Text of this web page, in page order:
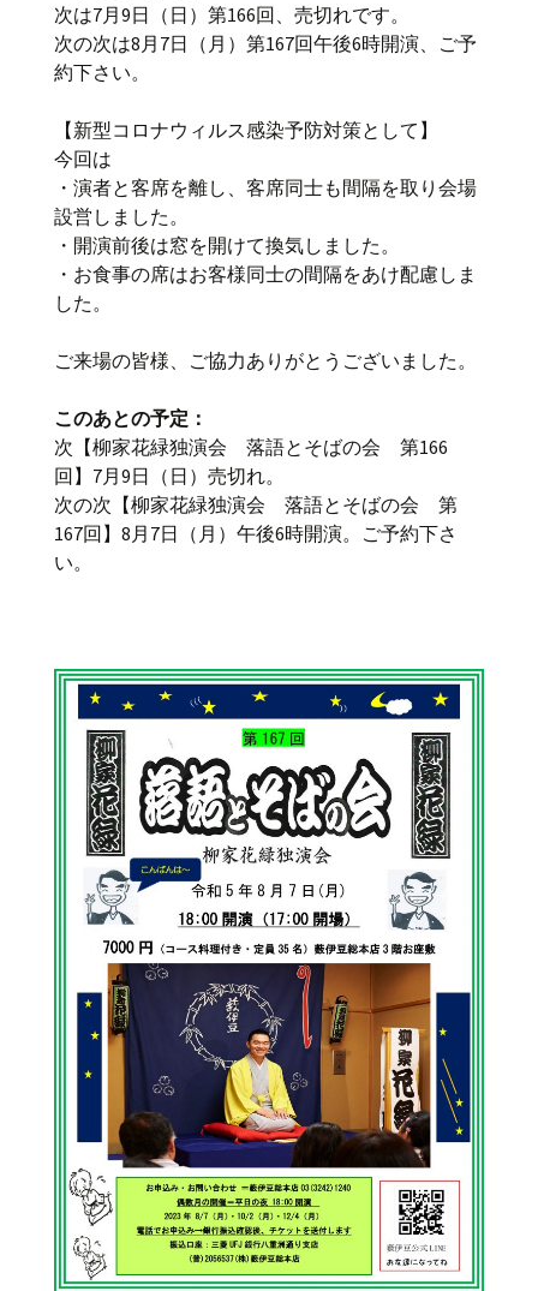
次は7月9日（日）第166回、売切れです。
次の次は8月7日（月）第167回午後6時開演、ご予
約下さい。
【新型コロナウィルス感染予防対策として】
今回は
・演者と客席を離し、客席同士も間隔を取り会場
設営しました。
・開演前後は窓を開けて換気しました。
・お食事の席はお客様同士の間隔をあけ配慮しま
した。
ご来場の皆様、ご協力ありがとうございました。
このあとの予定：
次【柳家花緑独演会 落語とそばの会 第166
回】7月9日（日）売切れ。
次の次【柳家花緑独演会 落語とそばの会 第
167回】8月7日（月）午後6時開演。ご予約下さ
い。